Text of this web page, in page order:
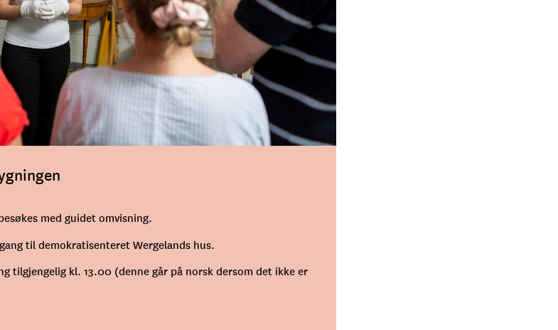
med guidet omvisning.
til demokratisenteret Wergelands hus.
tilgjengelig kl. 13.00 (denne går på norsk dersom det ikke er